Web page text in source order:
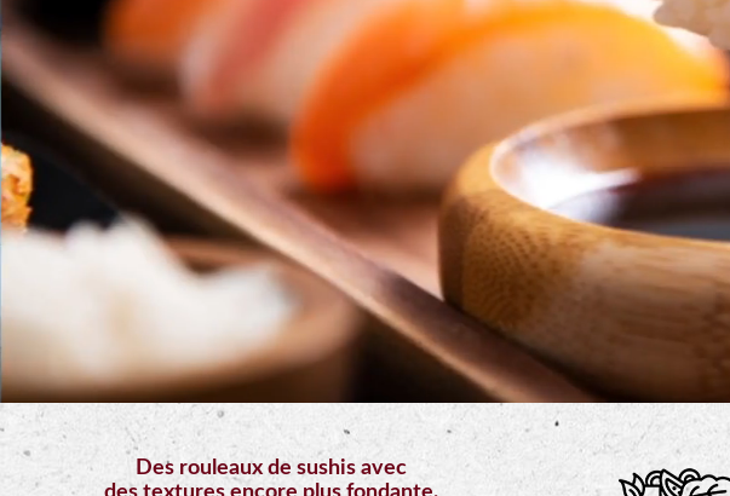
Mobile
Programme
De
Fidélité
Vos
Zones
de
Livraison
Des rouleaux de sushis avec